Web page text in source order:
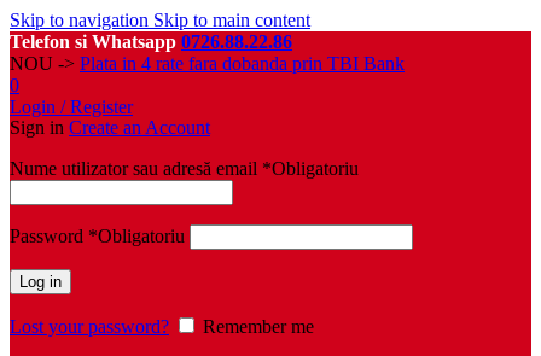
Skip to navigation Skip to main content
Telefon si Whatsapp 0726.88.22.86
NOU -> Plata in 4 rate fara dobanda prin TBI Bank
0
Login / Register
Sign in Create an Account
Nume utilizator sau adresă email *Obligatoriu
Password *Obligatoriu
Log in
Lost your password?
Remember me